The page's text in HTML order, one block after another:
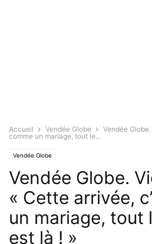
Accueil Vendée Globe
Vendée
comme un mariage, tout le...
Vendée Globe
Vendée Globe.
« Cette arrivée,
un mariage, tout
est là ! »